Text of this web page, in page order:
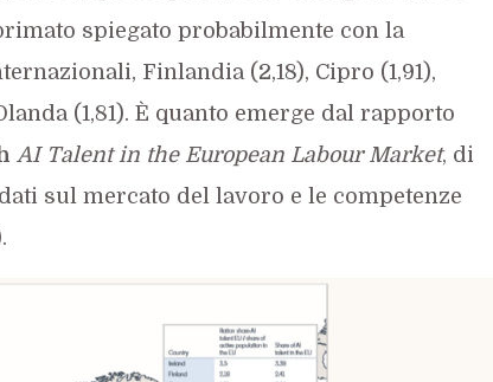
spiegato probabilmente con la
Finlandia (2,18), Cipro (1,91),
(1,81). È quanto emerge dal rapporto
AI Talent in the European Labour Market, di
sul mercato del lavoro e le competenze